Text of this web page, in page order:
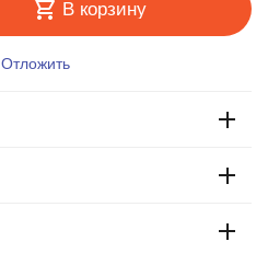
В корзину
Отложить